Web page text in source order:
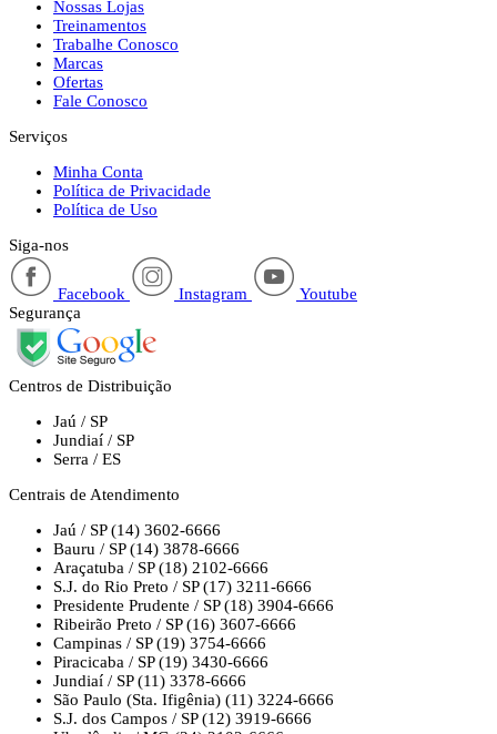
Nossas Lojas
Treinamentos
Trabalhe Conosco
Marcas
Ofertas
Fale Conosco
Serviços
Minha Conta
Política de Privacidade
Política de Uso
Siga-nos
Facebook Instagram
Youtube
Segurança
Centros de Distribuição
Jaú / SP
Jundiaí / SP
Serra / ES
Centrais de Atendimento
Jaú / SP (14) 3602-6666
Bauru / SP (14) 3878-6666
Araçatuba / SP (18) 2102-6666
S.J. do Rio Preto / SP (17) 3211-6666
Presidente Prudente / SP (18) 3904-6666
Ribeirão Preto / SP (16) 3607-6666
Campinas / SP (19) 3754-6666
Piracicaba / SP (19) 3430-6666
Jundiaí / SP (11) 3378-6666
São Paulo (Sta. Ifigênia) (11) 3224-6666
S.J. dos Campos / SP (12) 3919-6666